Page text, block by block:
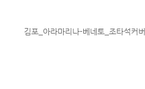
김포_아라마리나-베네토_조타석커버